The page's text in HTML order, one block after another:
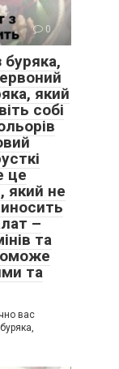
0
який
собі
це
який не
–
та
та
вас